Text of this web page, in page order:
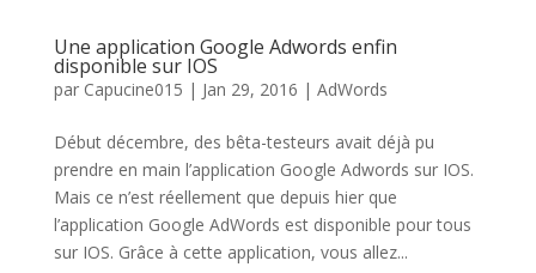
Une application Google Adwords enfin
disponible sur IOS
par Capucine015 | Jan 29, 2016 | AdWords
Début décembre, des bêta-testeurs avait déjà pu
prendre en main l’application Google Adwords sur IOS.
Mais ce n’est réellement que depuis hier que
l’application Google AdWords est disponible pour tous
sur IOS. Grâce à cette application, vous allez...